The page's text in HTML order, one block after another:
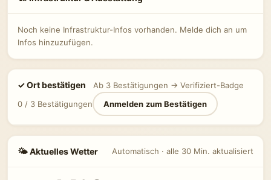
Noch keine Infrastruktur-Infos vorhanden. Melde dich an um
Infos hinzuzufügen.
✓ Ort bestätigen
Ab 3 Bestätigungen → Verifiziert-Badge
0 / 3 Bestätigungen
Anmelden zum Bestätigen
🌤 Aktuelles Wetter Automatisch · alle 30 Min. aktualisiert